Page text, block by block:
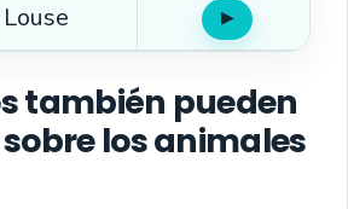
Louse ▶Oír
también pueden
los animales